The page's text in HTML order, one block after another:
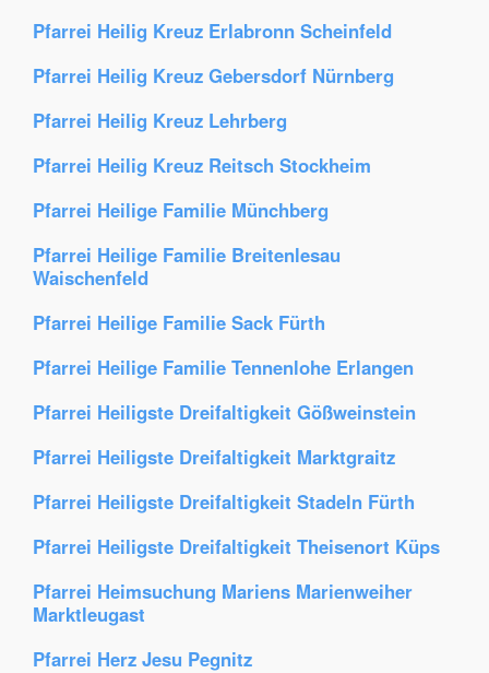
Pfarrei Heilig Kreuz Erlabronn Scheinfeld
Pfarrei Heilig Kreuz Gebersdorf Nürnberg
Pfarrei Heilig Kreuz Lehrberg
Pfarrei Heilig Kreuz Reitsch Stockheim
Pfarrei Heilige Familie Münchberg
Pfarrei Heilige Familie Breitenlesau
Waischenfeld
Pfarrei Heilige Familie Sack Fürth
Pfarrei Heilige Familie Tennenlohe Erlangen
Pfarrei Heiligste Dreifaltigkeit Gößweinstein
Pfarrei Heiligste Dreifaltigkeit Marktgraitz
Pfarrei Heiligste Dreifaltigkeit Stadeln Fürth
Pfarrei Heiligste Dreifaltigkeit Theisenort Küps
Pfarrei Heimsuchung Mariens Marienweiher
Marktleugast
Pfarrei Herz Jesu Pegnitz